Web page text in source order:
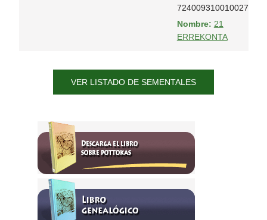
724009310010027
Nombre: 21
ERREKONTA
VER LISTADO DE SEMENTALES